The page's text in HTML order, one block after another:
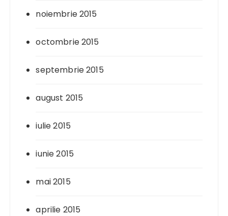
noiembrie 2015
octombrie 2015
septembrie 2015
august 2015
iulie 2015
iunie 2015
mai 2015
aprilie 2015